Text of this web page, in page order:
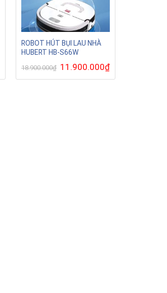
ROBOT HÚT BỤI LAU NHÀ
HUBERT HB-S66W
18.900.000₫ Giá
gốc
là:
11.900.000₫Giá
hiện
tại